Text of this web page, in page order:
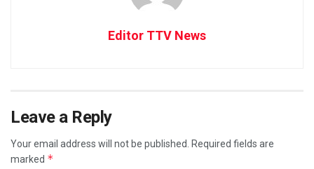
Editor TTV News
Leave a Reply
Your email address will not be published.
Required fields are
marked *